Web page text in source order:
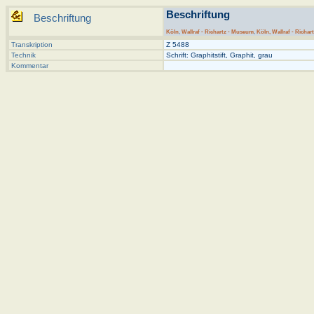
Beschriftung Beschriftung
Köln, Wallraf - Richartz - Museum, Köln, Wallraf -
Transkription
Z 5488
Technik
Schrift: Graphitstift, Graphit, grau
Kommentar